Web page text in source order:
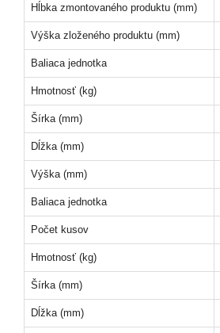
Hĺbka zmontovaného produktu (mm)
Výška zloženého produktu (mm)
Baliaca jednotka
Hmotnosť (kg)
Šírka (mm)
Dĺžka (mm)
Výška (mm)
Baliaca jednotka
Počet kusov
Hmotnosť (kg)
Šírka (mm)
Dĺžka (mm)